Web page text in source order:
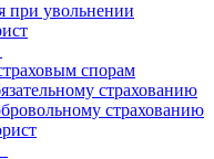
при увольнении
спорам
страхованию
страхованию